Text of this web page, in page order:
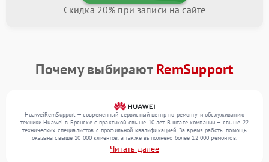
Скидка 20% при записи на сайте
Почему выбираютRemSupport
HuaweiRemSupport — современный сервисный центр по ремонту и обслуживанию
техники Huawei в Брянске с практикой свыше 10 лет. В штате компании — свыше 22
технических специалистов с профильной квалификацией. За время работы помощь
оказана свыше 10 000 клиентов, а также выполнено более 12 000 ремонтов.
Ежемесячно в сервисный центр поступает свыше 300 единиц техники, включая , , . Мы
работаем с широким спектром неисправностей и обеспечиваем надежный результат
Читать далее